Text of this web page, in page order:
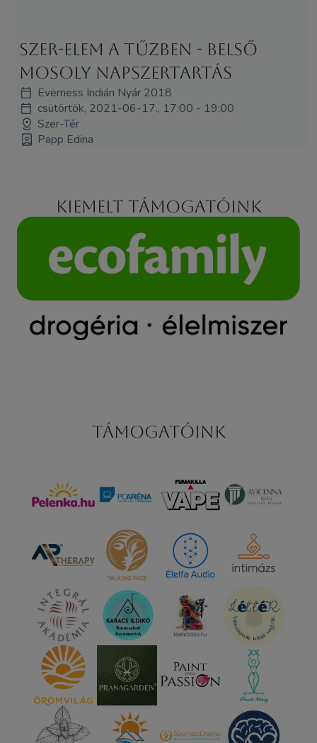
Szer-elem a tűzben - belső
mosoly Napszertartás
Everness Indián Nyár 2018
csütörtök, 2021-06-17., 17:00 - 19:00
Szer-Tér
Papp Edina
Kiemelt támogatóink
Támogatóink